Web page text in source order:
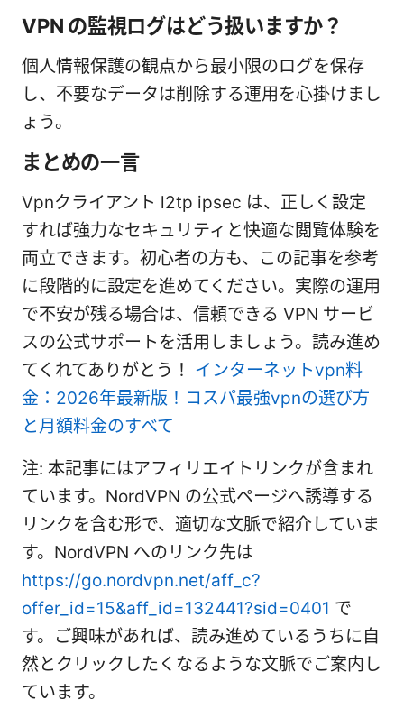
VPN の監視ログはどう扱いますか？
個人情報保護の観点から最小限のログを保存
し、不要なデータは削除する運用を心掛けまし
ょう。
まとめの一言
Vpnクライアント l2tp ipsec は、正しく設定
すれば強力なセキュリティと快適な閲覧体験を
両立できます。初心者の方も、この記事を参考
に段階的に設定を進めてください。実際の運用
で不安が残る場合は、信頼できる VPN サービ
スの公式サポートを活用しましょう。読み進め
てくれてありがとう！ インターネットvpn料
金：2026年最新版！コスパ最強vpnの選び方
と月額料金のすべて
注: 本記事にはアフィリエイトリンクが含まれ
ています。NordVPN の公式ページへ誘導する
リンクを含む形で、適切な文脈で紹介していま
す。NordVPN へのリンク先は
https://go.nordvpn.net/aff_c?
offer_id=15&aff_id=132441?sid=0401 で
す。ご興味があれば、読み進めているうちに自
然とクリックしたくなるような文脈でご案内し
ています。